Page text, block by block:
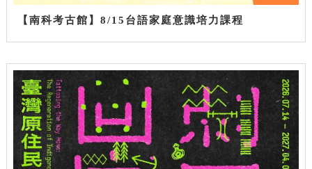
【南科考古館】8/15台語家庭意識培力課程